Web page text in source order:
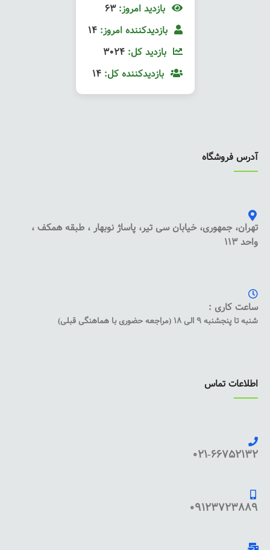
بازدید امروز: 63
بازدیدکننده امروز: 14
بازدید کل: 3024
بازدیدکننده کل: 14
آدرس فروشگاه
تهران، جمهوری، خیابان سی تیر، پاساژ نوبهار ، طبقه همکف ،
واحد 113
ساعت کاری :
شنبه تا پنجشنبه 9 الی 18 (مراجعه حضوری با هماهنگی قبلی)
اطلاعات تماس
021-66752132
09123723889